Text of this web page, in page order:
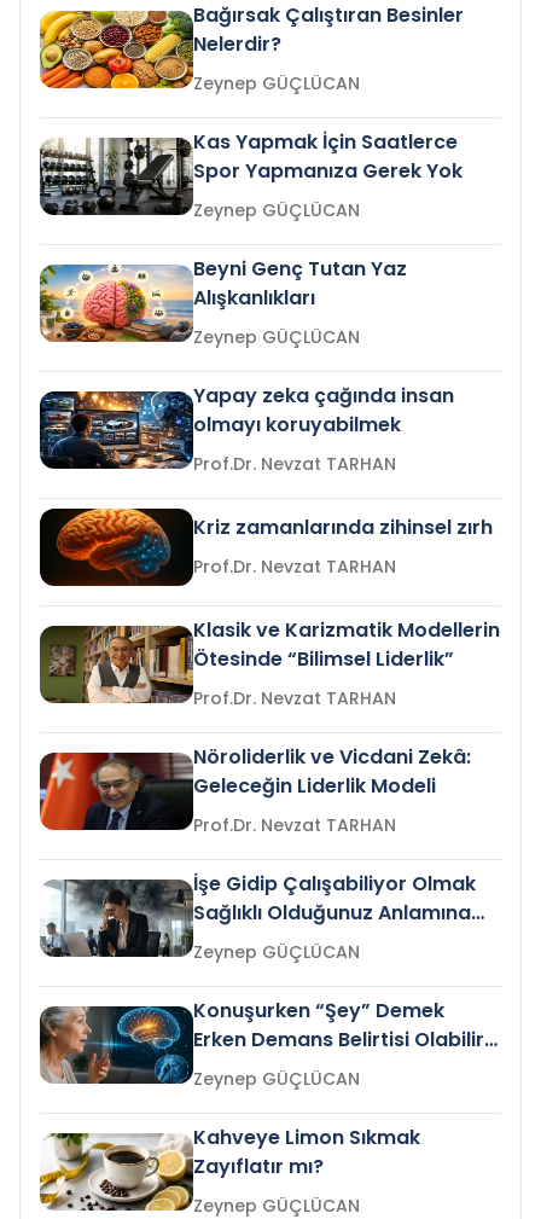
Bağırsak Çalıştıran Besinler
Nelerdir?
Zeynep GÜÇLÜCAN
Kas Yapmak İçin Saatlerce
Spor Yapmanıza Gerek Yok
Zeynep GÜÇLÜCAN
Beyni Genç Tutan Yaz
Alışkanlıkları
Zeynep GÜÇLÜCAN
Yapay zeka çağında insan
olmayı koruyabilmek
Prof.Dr. Nevzat TARHAN
Kriz zamanlarında zihinsel zırh
Prof.Dr. Nevzat TARHAN
Klasik ve Karizmatik Modellerin
Ötesinde “Bilimsel Liderlik”
Prof.Dr. Nevzat TARHAN
Nöroliderlik ve Vicdani Zekâ:
Geleceğin Liderlik Modeli
Prof.Dr. Nevzat TARHAN
İşe Gidip Çalışabiliyor Olmak
Sağlıklı Olduğunuz Anlamına
Gelir mi?Zeynep GÜÇLÜCAN
Konuşurken “Şey” Demek
Erken Demans Belirtisi Olabilir
mi?
Zeynep GÜÇLÜCAN
Kahveye Limon Sıkmak
Zayıflatır mı?
Zeynep GÜÇLÜCAN